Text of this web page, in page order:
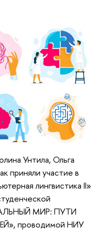
Унтила, Ольга
приняли участие в
лингвистика II»
МИР: ПУТИ
проводимой НИУ